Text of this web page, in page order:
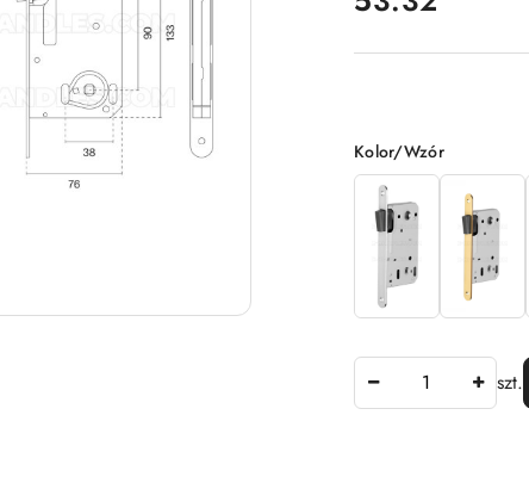
Wariant
Kolor/Wzór
szt.